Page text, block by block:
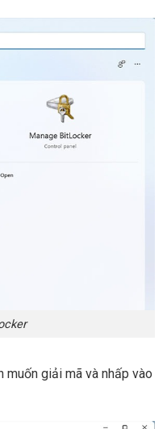
muốn giải mã và nhấp vào